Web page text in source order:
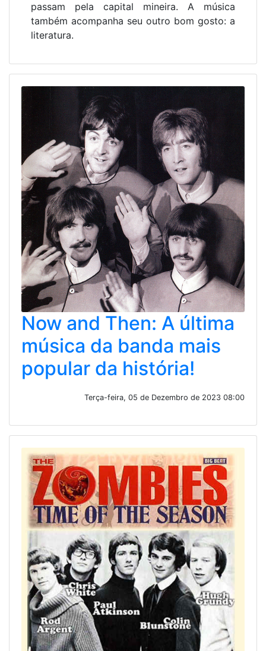
passam pela capital mineira. A música
também acompanha seu outro bom gosto: a
literatura.
Now and Then: A última
música da banda mais
popular da história!
Terça-feira, 05 de Dezembro de 2023 08:00